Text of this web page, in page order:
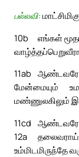
பல்லவி:
10b
எங்கள்
11ab ஆண்டவரே,
மேன்மையும்
மண்ணுலகிலும்
11cd ஆண்டவரே,
12a
உம்மிடமிருந்தே